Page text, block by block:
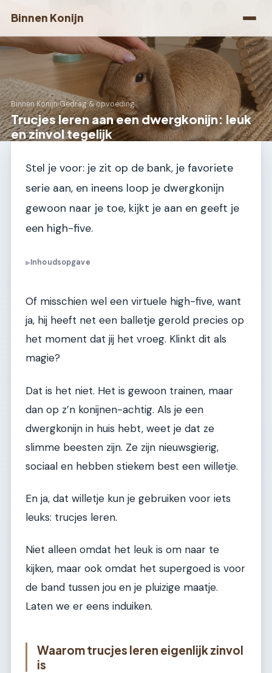
Binnen Konijn
Binnen Konijn›Gedrag & opvoeding
Trucjes leren aan een dwergkonijn: leuk
en zinvol tegelijk
Stel je voor: je zit op de bank, je favoriete
serie aan, en ineens loop je dwergkonijn
gewoon naar je toe, kijkt je aan en geeft je
een high-five.
▶Inhoudsopgave
Of misschien wel een virtuele high-five, want
ja, hij heeft net een balletje gerold precies op
het moment dat jij het vroeg. Klinkt dit als
magie?
Dat is het niet. Het is gewoon trainen, maar
dan op z’n konijnen-achtig. Als je een
dwergkonijn in huis hebt, weet je dat ze
slimme beesten zijn. Ze zijn nieuwsgierig,
sociaal en hebben stiekem best een willetje.
En ja, dat willetje kun je gebruiken voor iets
leuks: trucjes leren.
Niet alleen omdat het leuk is om naar te
kijken, maar ook omdat het supergoed is voor
de band tussen jou en je pluizige maatje.
Laten we er eens induiken.
Waarom trucjes leren eigenlijk zinvol
is